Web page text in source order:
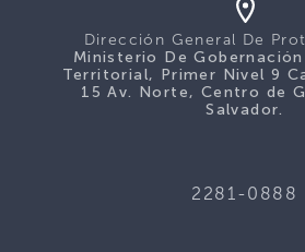
Dirección General De
Ministerio De
Territorial, Primer Nivel 9
15 Av. Norte, Centro de
Salvador.
2281-0888